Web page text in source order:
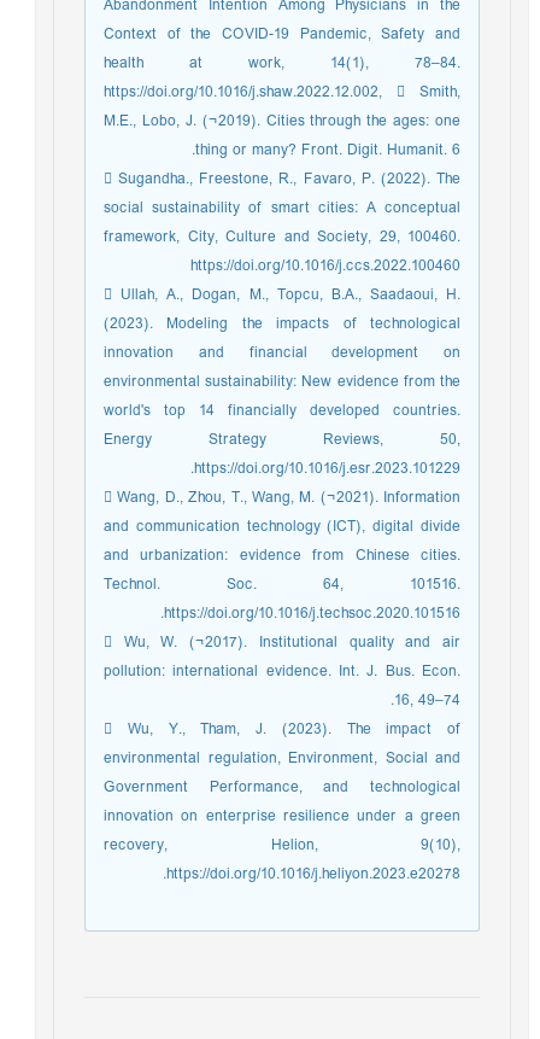
Abandonment Intention Among Physicians in the
Context of the COVID-19 Pandemic, Safety and
health at work, 14(1), 78–84.
https://doi.org/10.1016/j.shaw.2022.12.002,  Smith,
M.E., Lobo, J. (¬2019). Cities through the ages: one
thing or many? Front. Digit. Humanit. 6.
 Sugandha., Freestone, R., Favaro, P. (2022). The
social sustainability of smart cities: A conceptual
framework, City, Culture and Society, 29, 100460.
https://doi.org/10.1016/j.ccs.2022.100460
 Ullah, A., Dogan, M., Topcu, B.A., Saadaoui, H.
(2023). Modeling the impacts of technological
innovation and financial development on
environmental sustainability: New evidence from the
world's top 14 financially developed countries.
Energy Strategy Reviews, 50,
https://doi.org/10.1016/j.esr.2023.101229.
 Wang, D., Zhou, T., Wang, M. (¬2021). Information
and communication technology (ICT), digital divide
and urbanization: evidence from Chinese cities.
Technol. Soc. 64, 101516.
https://doi.org/10.1016/j.techsoc.2020.101516.
 Wu, W. (¬2017). Institutional quality and air
pollution: international evidence. Int. J. Bus. Econ.
16, 49–74.
 Wu, Y., Tham, J. (2023). The impact of
environmental regulation, Environment, Social and
Government Performance, and technological
innovation on enterprise resilience under a green
recovery, Helion, 9(10),
https://doi.org/10.1016/j.heliyon.2023.e20278.